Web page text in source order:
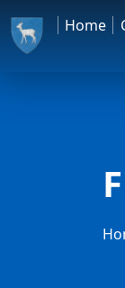
Home